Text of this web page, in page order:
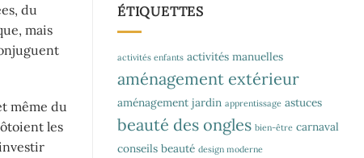
du
mais
même du
les
ÉTIQUETTES
activités enfants activités manuelles
aménagement extérieur
aménagement jardin apprentissage astuces
beauté des ongles bien-être carnaval
conseils beauté design moderne